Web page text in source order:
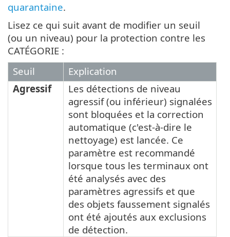
quarantaine.
Lisez ce qui suit avant de modifier un seuil
(ou un niveau) pour la protection contre les
CATÉGORIE :
Seuil
Explication
Agressif
Les détections de niveau
agressif (ou inférieur) signalées
sont bloquées et la correction
automatique (c'est-à-dire le
nettoyage) est lancée. Ce
paramètre est recommandé
lorsque tous les terminaux ont
été analysés avec des
paramètres agressifs et que
des objets faussement signalés
ont été ajoutés aux exclusions
de détection.